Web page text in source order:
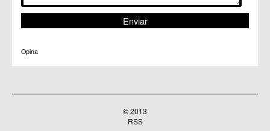
Opina
© 2013
RSS